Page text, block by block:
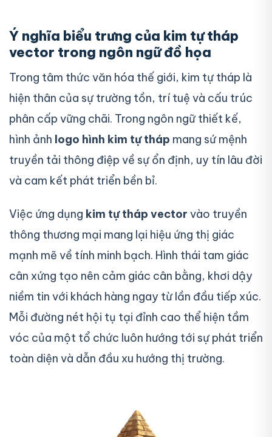
Ý nghĩa biểu trưng của kim tự tháp
vector trong ngôn ngữ đồ họa
Trong tâm thức văn hóa thế giới, kim tự tháp là
hiện thân của sự trường tồn, trí tuệ và cấu trúc
phân cấp vững chãi. Trong ngôn ngữ thiết kế,
hình ảnh logo hình kim tự tháp mang sứ mệnh
truyền tải thông điệp về sự ổn định, uy tín lâu đời
và cam kết phát triển bền bỉ.
Việc ứng dụng kim tự tháp vector vào truyền
thông thương mại mang lại hiệu ứng thị giác
mạnh mẽ về tính minh bạch. Hình thái tam giác
cân xứng tạo nên cảm giác cân bằng, khơi dậy
niềm tin với khách hàng ngay từ lần đầu tiếp xúc.
Mỗi đường nét hội tụ tại đỉnh cao thể hiện tầm
vóc của một tổ chức luôn hướng tới sự phát triển
toàn diện và dẫn đầu xu hướng thị trường.